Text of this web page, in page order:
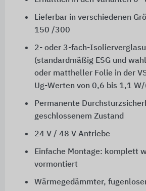
Lieferbar in verschiedenen
150 /300
2- oder 3-fach-
(standardmäßig ESG und
oder mattheller Folie in der
Ug-Werten von 0,6 bis 1,1 W/
Permanente
geschlossenem Zustand
24 V / 48 V Antriebe
Einfache Montage: komplett
vormontiert
Wärmegedämmter,